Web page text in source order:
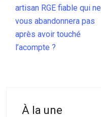
artisan RGE fiable qui ne
vous abandonnera pas
après avoir touché
l’acompte ?
À la une